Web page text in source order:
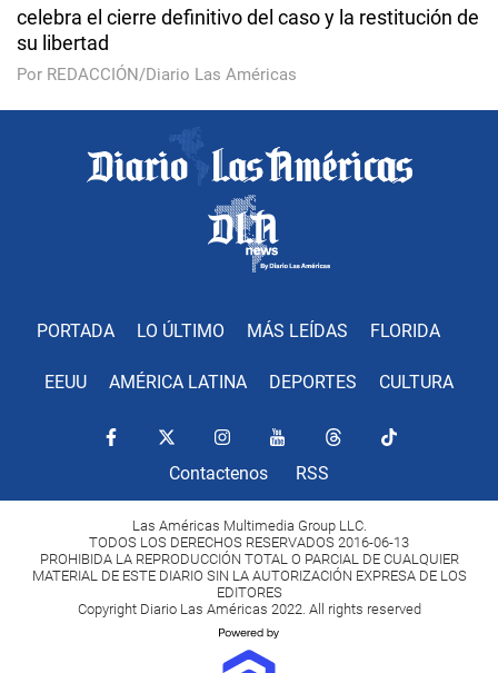
celebra el cierre definitivo del caso y la restitución de
su libertad
Por REDACCIÓN/Diario Las Américas
PORTADA LO ÚLTIMO MÁS LEÍDAS FLORIDA
EEUU AMÉRICA LATINA DEPORTES CULTURA
Contactenos RSS
Las Américas Multimedia Group LLC.
TODOS LOS DERECHOS RESERVADOS 2016-06-13
PROHIBIDA LA REPRODUCCIÓN TOTAL O PARCIAL DE CUALQUIER
MATERIAL DE ESTE DIARIO SIN LA AUTORIZACIÓN EXPRESA DE LOS
EDITORES
Copyright Diario Las Américas 2022. All rights reserved